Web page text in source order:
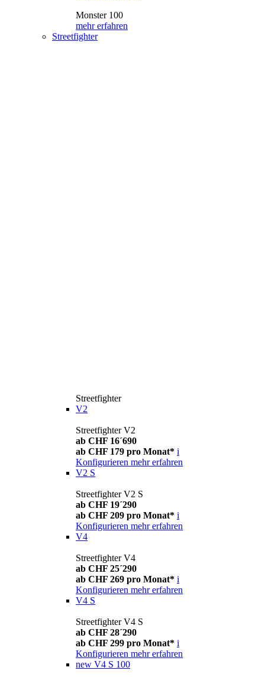
Monster 100
mehr erfahren
Streetfighter
Streetfighter
V2
Streetfighter V2
ab CHF 16´690
ab CHF 179 pro Monat* i
Konfigurieren mehr erfahren
V2 S
Streetfighter V2 S
ab CHF 19´290
ab CHF 209 pro Monat* i
Konfigurieren mehr erfahren
V4
Streetfighter V4
ab CHF 25´290
ab CHF 269 pro Monat* i
Konfigurieren mehr erfahren
V4 S
Streetfighter V4 S
ab CHF 28´290
ab CHF 299 pro Monat* i
Konfigurieren mehr erfahren
new V4 S 100